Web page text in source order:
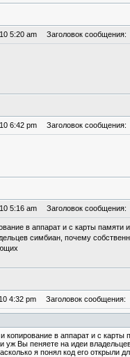
5:20 am Заголовок сообщения:
6:42 pm Заголовок сообщения:
5:16 am Заголовок сообщения:
в аппарат и с карты памяти
симбиан, почему
4:32 pm Заголовок сообщения:
копирование в аппарат и с карты
уж Вы пеняете на идеи
я понял код его открыли